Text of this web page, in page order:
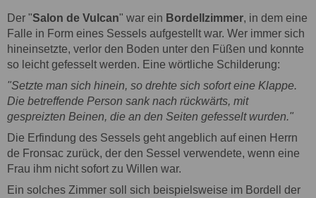
Der "Salon de Vulcan" war ein Bordellzimmer, in dem eine
Falle in Form eines Sessels aufgestellt war. Wer immer sich
hineinsetzte, verlor den Boden unter den Füßen und konnte
so leicht gefesselt werden. Eine wörtliche Schilderung:
"Setzte man sich hinein, so drehte sich sofort eine Klappe.
Die betreffende Person sank nach rückwärts, mit
gespreizten Beinen, die an den Seiten gefesselt wurden."
Die Erfindung des Sessels geht angeblich auf einen Herrn
de Fronsac zurück, der den Sessel verwendete, wenn eine
Frau ihm nicht sofort zu Willen war.
Ein solches Zimmer soll sich beispielsweise im Bordell der